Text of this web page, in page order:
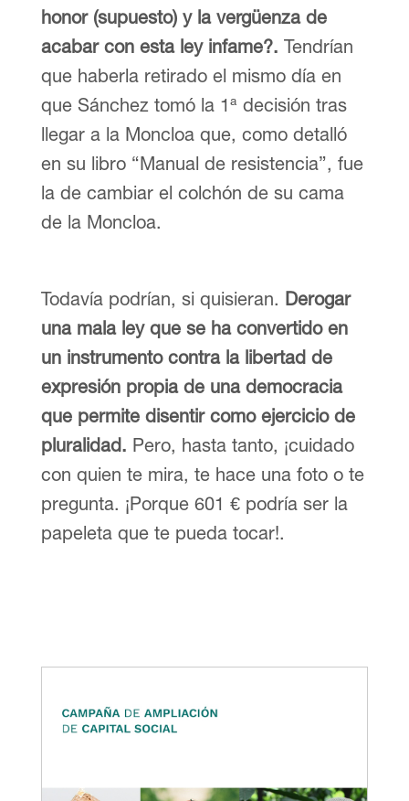
honor (supuesto) y la vergüenza de
acabar con esta ley infame?. Tendrían
que haberla retirado el mismo día en
que Sánchez tomó la 1ª decisión tras
llegar a la Moncloa que, como detalló
en su libro “Manual de resistencia”, fue
la de cambiar el colchón de su cama
de la Moncloa.
Todavía podrían, si quisieran. Derogar
una mala ley que se ha convertido en
un instrumento contra la libertad de
expresión propia de una democracia
que permite disentir como ejercicio de
pluralidad. Pero, hasta tanto, ¡cuidado
con quien te mira, te hace una foto o te
pregunta. ¡Porque 601 € podría ser la
papeleta que te pueda tocar!.